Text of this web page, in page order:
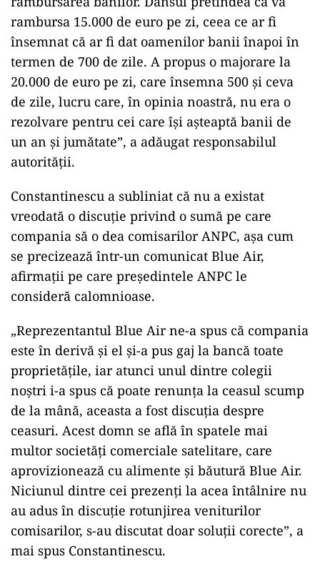
rambursa 15.000 de euro pe zi, ceea ce ar fi
însemnat că ar fi dat oamenilor banii înapoi în
termen de 700 de zile. A propus o majorare la
20.000 de euro pe zi, care însemna 500 şi ceva
de zile, lucru care, în opinia noastră, nu era o
rezolvare pentru cei care îşi aşteaptă banii de
un an şi jumătate”, a adăugat responsabilul
autorităţii.
Constantinescu a subliniat că nu a existat
vreodată o discuţie privind o sumă pe care
compania să o dea comisarilor ANPC, aşa cum
se precizează într-un comunicat Blue Air,
afirmaţii pe care preşedintele ANPC le
consideră calomnioase.
„Reprezentantul Blue Air ne-a spus că compania
este în derivă şi el şi-a pus gaj la bancă toate
proprietăţile, iar atunci unul dintre colegii
noştri i-a spus că poate renunţa la ceasul scump
de la mână, aceasta a fost discuţia despre
ceasuri. Acest domn se află în spatele mai
multor societăţi comerciale satelitare, care
aprovizionează cu alimente şi băutură Blue Air.
Niciunul dintre cei prezenţi la acea întâlnire nu
au adus în discuţie rotunjirea veniturilor
comisarilor, s-au discutat doar soluţii corecte”, a
mai spus Constantinescu.